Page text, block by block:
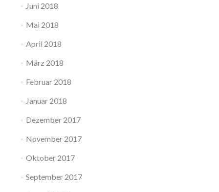
Juni 2018
Mai 2018
April 2018
März 2018
Februar 2018
Januar 2018
Dezember 2017
November 2017
Oktober 2017
September 2017